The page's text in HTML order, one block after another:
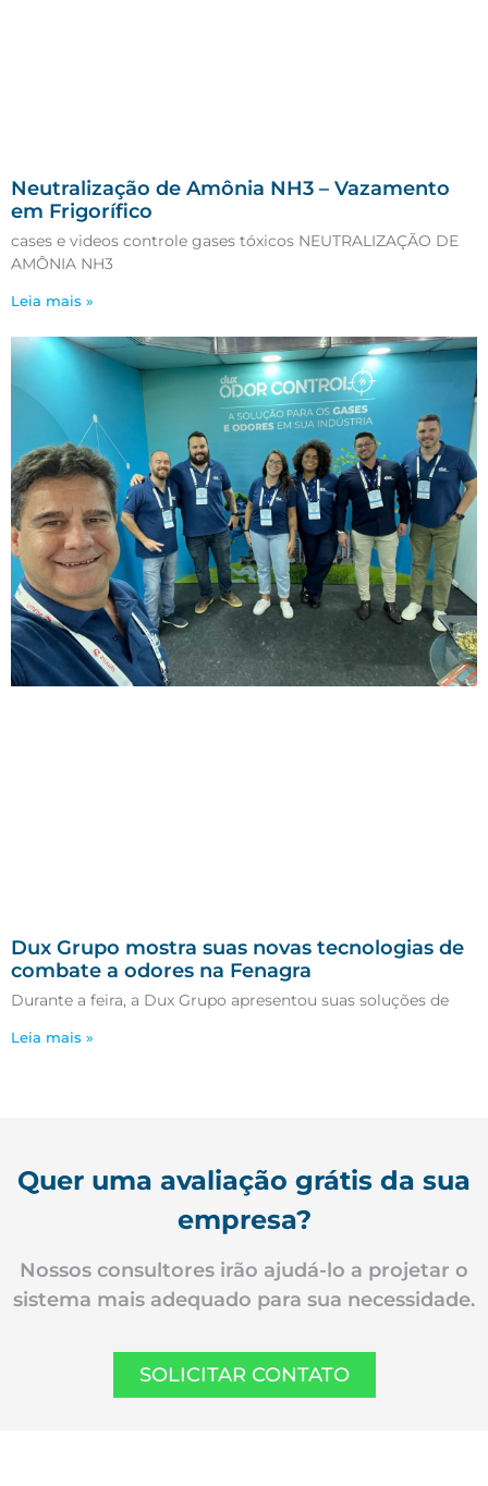
Neutralização de Amônia NH3 – Vazamento
em Frigorífico
cases e videos controle gases tóxicos NEUTRALIZAÇÃO DE
AMÔNIA NH3
Leia mais »
Dux Grupo mostra suas novas tecnologias de
combate a odores na Fenagra
Durante a feira, a Dux Grupo apresentou suas soluções de
Leia mais »
Quer uma avaliação grátis da sua
empresa?
Nossos consultores irão ajudá-lo a projetar o
sistema mais adequado para sua necessidade.
SOLICITAR CONTATO